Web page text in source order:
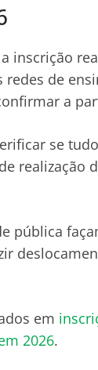
inscrição
de
a
se
realização
pública
em
2026.